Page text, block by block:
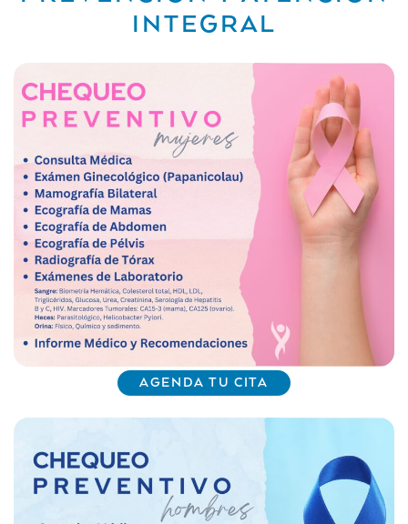
INTEGRAL
AGENDA TU CITA